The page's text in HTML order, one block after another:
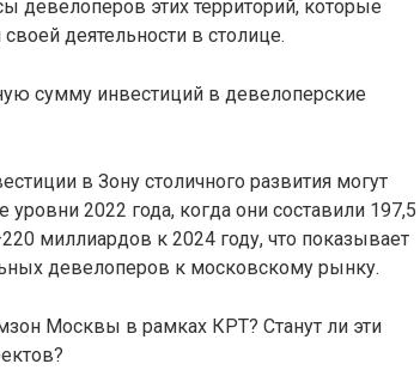
этих территорий, которые
деятельности в столице.
сумму инвестиций в девелоперские
в Зону столичного развития могут
2022 года, когда они составили 197,5
миллиардов к 2024 году, что показывает
девелоперов к московскому рынку.
Москвы в рамках КРТ? Станут ли эти